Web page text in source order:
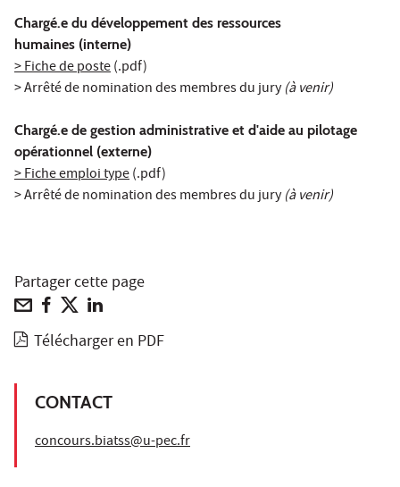
Chargé.e du développement des ressources
humaines (interne)
> Fiche de poste(.pdf)
> Arrêté de nomination des membres du jury(à venir)
Chargé.e de gestion administrative et d'aide au pilotage
opérationnel (externe)
> Fiche emploi type(.pdf)
> Arrêté de nomination des membres du jury(à venir)
Partager cette page
Télécharger en PDF
CONTACT
concours.biatss@u-pec.fr